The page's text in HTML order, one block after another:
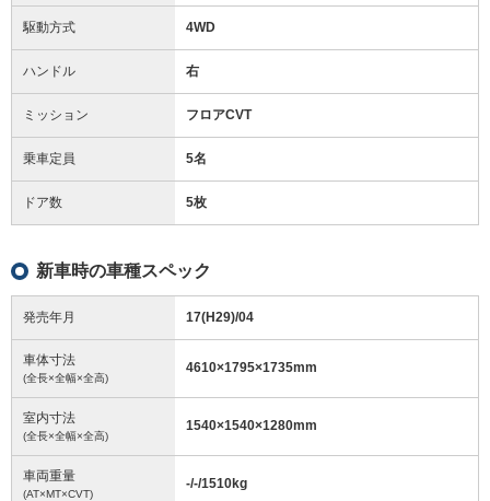
駆動方式 4WD
ハンドル 右
ミッション フロアCVT
乗車定員 5名
ドア数 5枚
新車時の車種スペック
発売年月 17(H29)/04
車体寸法
(全長×全幅×全高)
4610×1795×1735mm
室内寸法
(全長×全幅×全高)
1540×1540×1280mm
車両重量
(AT×MT×CVT)
-/-/1510kg